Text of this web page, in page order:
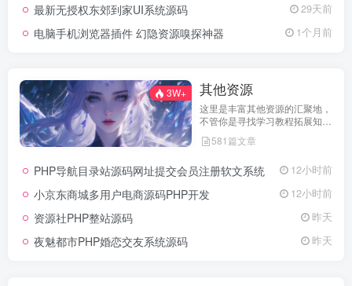
最新无授权东郊到家UI系统源码 29天前
电脑手机浏览器插件 幻隐资源嗅探神器 1个月前
3W+ 其他资源
这里是丰富其他资源的汇聚地，
不管你是寻找学习教程拓展知
灵感，亦或是查询专业数据辅助
源定期更新、分类清晰、下载便
务，快来探索发现所需资源！
581篇文章
PHP导航目录站源码网址提交会员注册软文系统 12小时前
小京东商城多用户电商源码PHP开发 12小时前
资源社PHP整站源码 昨天
夜魅都市PHP婚恋交友系统源码 昨天